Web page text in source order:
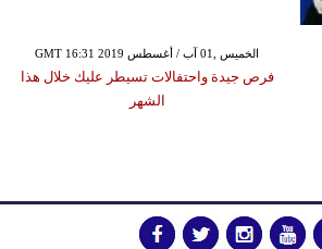
GMT 16:31 2019 الخميس ,01 آب / أغسطس
فرص جيدة واحتفالات تسيطر عليك خلال هذا
الشهر